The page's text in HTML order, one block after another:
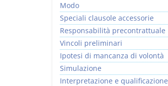
Modo
Speciali clausole accessorie
Responsabilità precontrattuale
Vincoli preliminari
Ipotesi di mancanza di volontà
Simulazione
Interpretazione e qualificazione